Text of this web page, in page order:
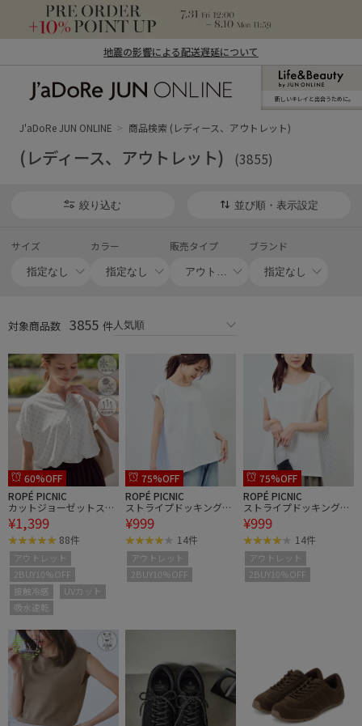
地震の影響による配送遅延について
ン オンライン）
新しいキレイと出合うために。
J'aDoRe JUN ONLINE 商品検索 (レディース、アウトレット)
(レディース、アウトレット) (3855)
絞り込む 並び順・表示設定
サイズ カラー 販売タイプ ブランド
対象商品数 3855 件
60%OFF
ROPÉ PICNIC
カットジョーゼットスキ
ッパートップス
¥1,399
88件
アウトレット
2BUY10%OFF
接触冷感
UVカット
吸水速乾
75%OFF
ROPÉ PICNIC
ストライプドッキングフ
レンチスリーブプルオー
バー
¥999
14件
アウトレット
2BUY10%OFF
75%OFF
ROPÉ PICNIC
ストライプドッキングフ
レンチスリーブプルオー
バー
¥999
14件
アウトレット
2BUY10%OFF